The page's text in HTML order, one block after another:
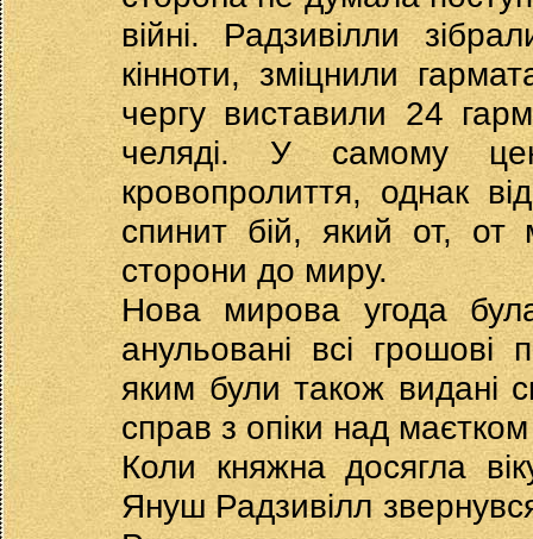
війні. Радзивілли
кінноти, зміцнили
чергу виставили 24
челяді. У самому
кровопролиття, однак
спинит бій, який от, от
сторони до миру.
Нова мирова угода
анульовані всі грошові
яким були також видані
справ з опіки над маєтком
Коли княжна досягла
Януш Радзивілл